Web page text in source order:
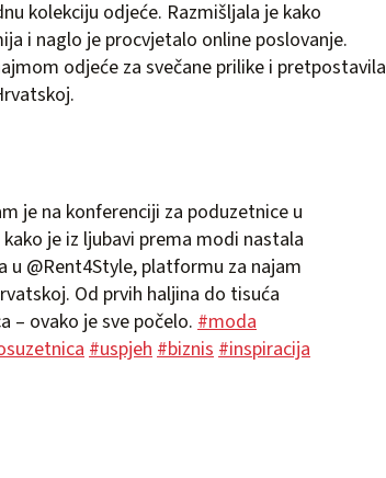
kolekciju odjeće. Razmišljala je kako
i naglo je procvjetalo online poslovanje.
odjeće za svečane prilike i pretpostavila
je na konferenciji za poduzetnice u
je iz ljubavi prema modi nastala
u @Rent4Style, platformu za najam
Od prvih haljina do tisuća
– ovako je sve počelo. #moda
#uspjeh #biznis #inspiracija